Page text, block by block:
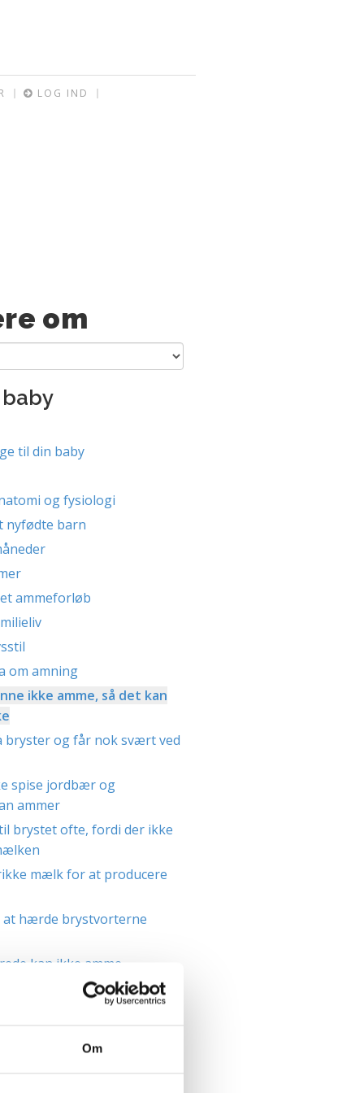
Om
LOG IND
om
til din baby
og fysiologi
nyfødte barn
ammeforløb
om amning
ikke amme, så det kan
bryster og får nok svært ved
spise jordbær og
ammer
brystet ofte, fordi der ikke
mælk for at producere
at hærde brystvorterne
kan ikke amme
for to, når man ammer
forkælede af at blive ammet